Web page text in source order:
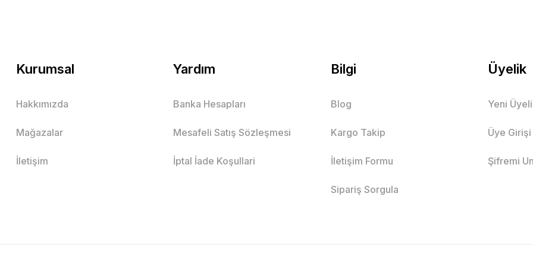
Kurumsal
Hakkımızda
Mağazalar
İletişim
Yardım
Banka Hesapları
Mesafeli Satış Sözleşmesi
İptal İade Koşullari
Bilgi
Blog
Kargo Takip
İletişim Formu
Sipariş Sorgula
Üyelik
Yeni
Üye Girişi
Şifremi